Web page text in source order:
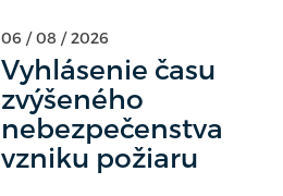
06 / 08 / 2026
Vyhlásenie času
zvýšeného
nebezpečenstva
vzniku požiaru